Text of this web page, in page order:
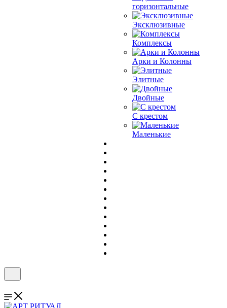
горизонтальные
Эксклюзивные
Комплексы
Арки и Колонны
Элитные
Двойные
С крестом
Маленькие